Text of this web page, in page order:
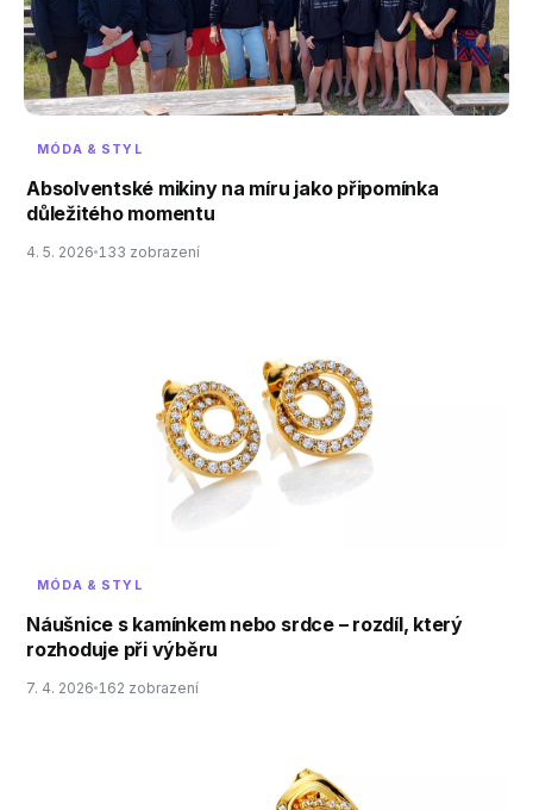
MÓDA & STYL
Absolventské mikiny na míru jako připomínka
důležitého momentu
4. 5. 2026 133 zobrazení
MÓDA & STYL
Náušnice s kamínkem nebo srdce – rozdíl, který
rozhoduje při výběru
7. 4. 2026 162 zobrazení